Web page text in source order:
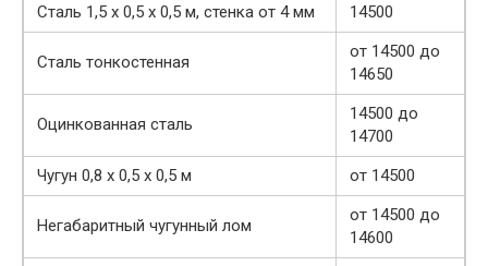
Сталь 1,5 х 0,5 х 0,5 м, стенка от 4 мм
14500
Сталь тонкостенная
от 14500 до
14650
Оцинкованная сталь
14500 до
14700
Чугун 0,8 х 0,5 х 0,5 м
от 14500
Негабаритный чугунный лом
от 14500 до
14600